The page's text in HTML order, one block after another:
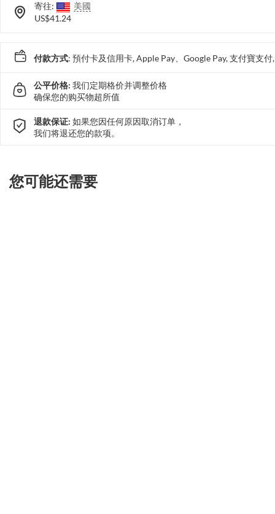
寄往:
美國
US$41.24
付款方式: 預付卡及信用卡, Apple Pay、Google Pay, 支付寶支
公平价格: 我们定期格价并调整价格
确保您的购买物超所值
退款保证: 如果您因任何原因取消订单，
我们将退还您的款项。
您可能还需要